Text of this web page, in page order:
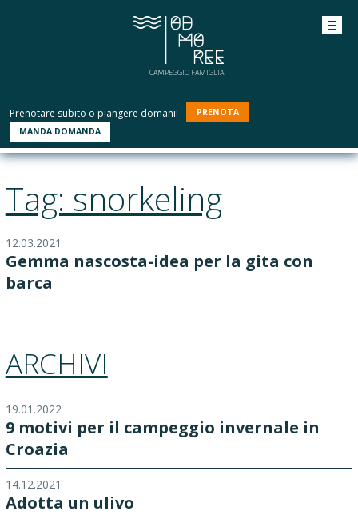
CAMPEGGIO FAMIGLIA
Prenotare subito o piangere domani!
PRENOTA
MANDA DOMANDA
Tag: snorkeling
12.03.2021
Gemma nascosta-idea per la gita con
barca
ARCHIVI
19.01.2022
9 motivi per il campeggio invernale in
Croazia
14.12.2021
Adotta un ulivo